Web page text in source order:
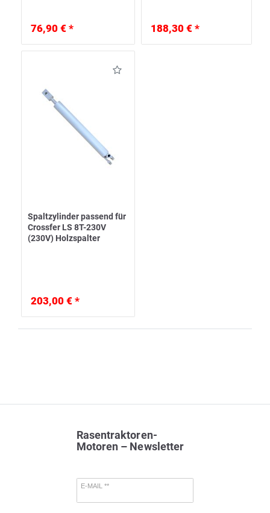
76,90 € * 188,30 € *
Spaltzylinder passend für
Crossfer LS 8T-230V
(230V) Holzspalter
203,00 € *
Rasentraktoren-
Motoren – Newsletter
E-MAIL **